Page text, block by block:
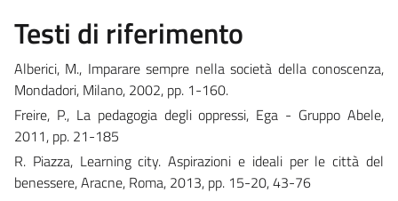
Testi di riferimento
Alberici, M., Imparare sempre nella società della conoscenza,
Mondadori, Milano, 2002, pp. 1-160.
Freire, P., La pedagogia degli oppressi, Ega - Gruppo Abele,
2011, pp. 21-185
R. Piazza, Learning city. Aspirazioni e ideali per le città del
benessere, Aracne, Roma, 2013, pp. 15-20, 43-76